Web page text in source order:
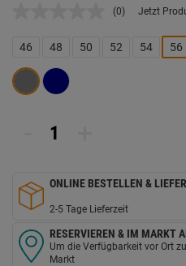
Kein
Link
auf
(0) Jetzt
46 48 50 52 54 56
ONLINE BESTELLEN &
2-5 Tage Lieferzeit
RESERVIEREN & IM MARKT
Um die Verfügbarkeit vor Ort
Markt